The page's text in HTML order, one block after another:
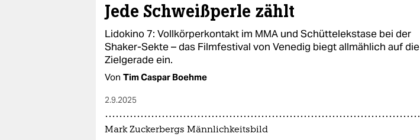
Jede Schweißperle zählt
Lidokino 7: Vollkörperkontakt im MMA und Schüttelekstase bei der
Shaker-Sekte – das Filmfestival von Venedig biegt allmählich auf die
Zielgerade ein.
Von Tim Caspar Boehme
2.9.2025
Mark Zuckerbergs Männlichkeitsbild